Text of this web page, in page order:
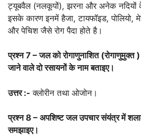
ट्यूबवैल (नलकूपों), झरना और अनेक नदियों
इसके कारण इनमें हैजा, टायफॉइड, पोलियो,
और पेचिश जैसे रोग पैदा होते है।
प्रश्न 7 – जल को रोगाणुनाशित (रोगाणुमुक्त
जाने वाले दो रसायनों के नाम बताइए।
उत्तर :- क्लोरीन तथा ओजोन।
प्रश्न 8 – अपशिष्ट जल उपचार संयंत्र में
समझाइए।